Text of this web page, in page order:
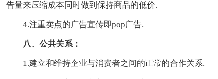
告量来压缩成本同时做到保持商品的低价.
4.注重卖点的广告宣传即pop广告.
八、公共关系：
1.建立和维持企业与消费者之间的正常的合作关系.